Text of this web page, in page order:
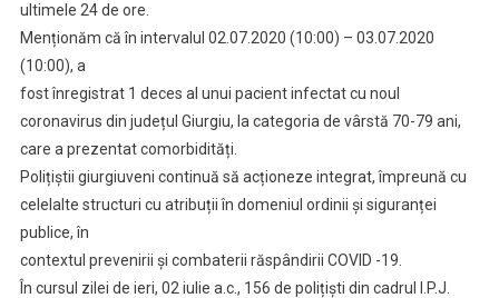
ultimele 24 de ore.
Menționăm că în intervalul 02.07.2020 (10:00) – 03.07.2020
(10:00), a
fost înregistrat 1 deces al unui pacient infectat cu noul
coronavirus din județul Giurgiu, la categoria de vârstă 70-79 ani,
care a prezentat comorbidități.
Polițiștii giurgiuveni continuă să acționeze integrat, împreună cu
celelalte structuri cu atribuții în domeniul ordinii și siguranței
publice, în
contextul prevenirii și combaterii răspândirii COVID -19.
În cursul zilei de ieri, 02 iulie a.c., 156 de polițiști din cadrul I.P.J.